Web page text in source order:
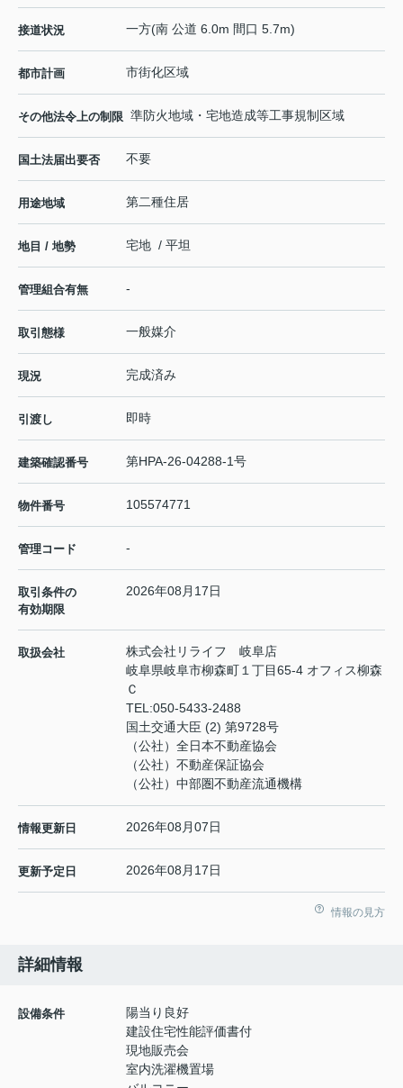
接道状況 一方(南 公道 6.0m 間口 5.7m)
都市計画 市街化区域
その他法令上の制限 準防火地域・宅地造成等工事規制区域
国土法届出要否 不要
用途地域 第二種住居
地目 / 地勢 宅地 / 平坦
管理組合有無 -
取引態様 一般媒介
現況 完成済み
引渡し 即時
建築確認番号 第HPA-26-04288-1号
物件番号 105574771
管理コード -
取引条件の
有効期限
2026年08月17日
取扱会社
株式会社リライフ 岐阜店
岐阜県岐阜市柳森町１丁目65-4 オフィス柳森
Ｃ
TEL:050-5433-2488
国土交通大臣 (2) 第9728号
（公社）全日本不動産協会
（公社）不動産保証協会
（公社）中部圏不動産流通機構
情報更新日 2026年08月07日
更新予定日 2026年08月17日
情報の見方
詳細情報
設備条件
陽当り良好
建設住宅性能評価書付
現地販売会
室内洗濯機置場